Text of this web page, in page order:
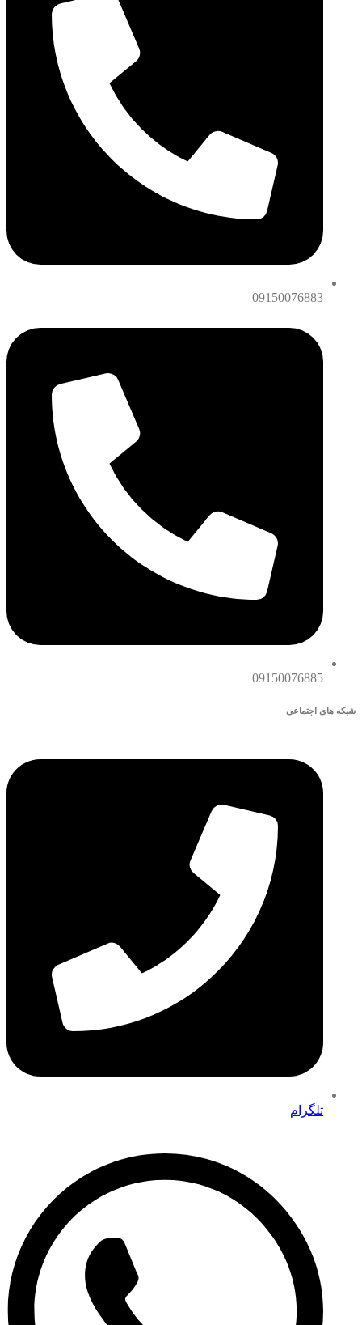
09150076883
09150076885
شبکه های اجتماعی
تلگرام